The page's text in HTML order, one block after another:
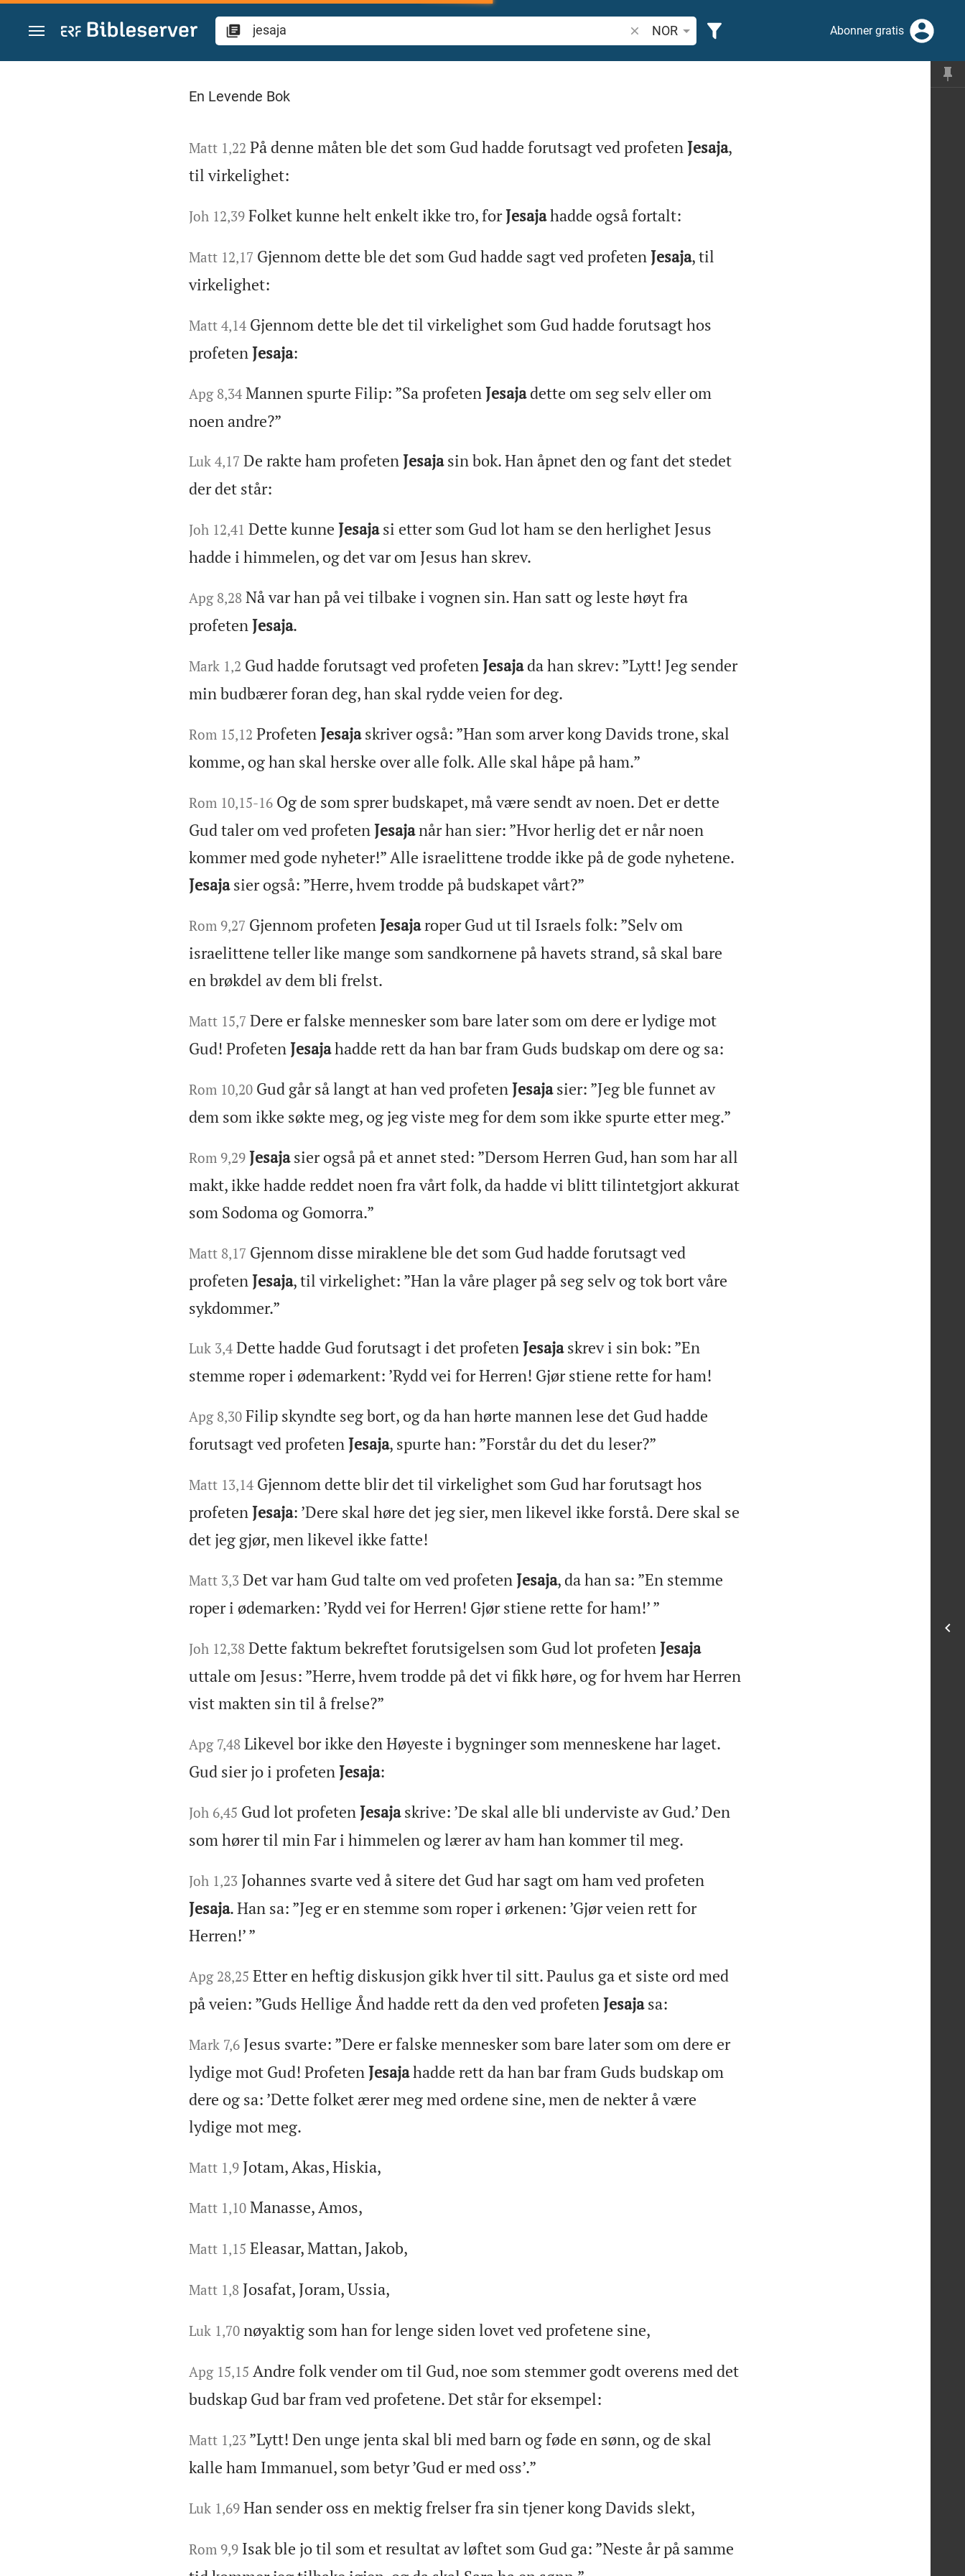
Skift til innhold
Søk bibelvers eller ord
NOR Abonner gratis
Søk i Bibelen
En Levende Bok
Matt 1,22 På denne måten ble det som Gud hadde forutsagt ved profetenJesaja,
til virkelighet:
Joh 12,39 Folket kunne helt enkelt ikke tro, forJesajahadde også fortalt:
Matt 12,17 Gjennom dette ble det som Gud hadde sagt ved profeten Jesaja, til
virkelighet:
Matt 4,14 Gjennom dette ble det til virkelighet som Gud hadde forutsagt hos
profeten Jesaja:
Apg 8,34 Mannen spurte Filip: ”Sa profeten Jesajadette om seg selv eller om
noen andre?”
Luk 4,17 De rakte ham profetenJesajasin bok. Han åpnet den og fant det stedet
der det står:
Joh 12,41 Dette kunne Jesajasi etter som Gud lot ham se den herlighet Jesus
hadde i himmelen, og det var om Jesus han skrev.
Apg 8,28 Nå var han på vei tilbake i vognen sin. Han satt og leste høyt fra
profetenJesaja.
Mark 1,2 Gud hadde forutsagt ved profetenJesajada han skrev: ”Lytt! Jeg sender
min budbærer foran deg, han skal rydde veien for deg.
Rom 15,12 ProfetenJesajaskriver også: ”Han som arver kong Davids trone, skal
komme, og han skal herske over alle folk. Alle skal håpe på ham.”
Rom 10,15-16 Og de som sprer budskapet, må være sendt av noen. Det er dette
Gud taler om ved profetenJesajanår han sier: ”Hvor herlig det er når noen
kommer med gode nyheter!” Alle israelittene trodde ikke på de gode nyhetene.
Jesajasier også: ”Herre, hvem trodde på budskapet vårt?”
Rom 9,27 Gjennom profetenJesajaroper Gud ut til Israels folk: ”Selv om
israelittene teller like mange som sandkornene på havets strand, så skal bare
en brøkdel av dem bli frelst.
Matt 15,7 Dere er falske mennesker som bare later som om dere er lydige mot
Gud! ProfetenJesajahadde rett da han bar fram Guds budskap om dere og sa:
Rom 10,20 Gud går så langt at han ved profeten Jesajasier: ”Jeg ble funnet av
dem som ikke søkte meg, og jeg viste meg for dem som ikke spurte etter meg.”
Rom 9,29 Jesajasier også på et annet sted: ”Dersom Herren Gud, han som har all
makt, ikke hadde reddet noen fra vårt folk, da hadde vi blitt tilintetgjort akkurat
som Sodoma og Gomorra.”
Matt 8,17 Gjennom disse miraklene ble det som Gud hadde forutsagt ved
profeten Jesaja, til virkelighet: ”Han la våre plager på seg selv og tok bort våre
sykdommer.”
Luk 3,4 Dette hadde Gud forutsagt i det profetenJesajaskrev i sin bok: ”En
stemme roper i ødemarkent: ’Rydd vei for Herren! Gjør stiene rette for ham!
Apg 8,30 Filip skyndte seg bort, og da han hørte mannen lese det Gud hadde
forutsagt ved profetenJesaja, spurte han: ”Forstår du det du leser?”
Matt 13,14 Gjennom dette blir det til virkelighet som Gud har forutsagt hos
profetenJesaja: ’Dere skal høre det jeg sier, men likevel ikke forstå. Dere skal se
det jeg gjør, men likevel ikke fatte!
Matt 3,3 Det var ham Gud talte om ved profetenJesaja, da han sa: ”En stemme
roper i ødemarken: ’Rydd vei for Herren! Gjør stiene rette for ham!’ ”
Joh 12,38 Dette faktum bekreftet forutsigelsen som Gud lot profetenJesaja
uttale om Jesus: ”Herre, hvem trodde på det vi fikk høre, og for hvem har Herren
vist makten sin til å frelse?”
Apg 7,48 Likevel bor ikke den Høyeste i bygninger som menneskene har laget.
Gud sier jo i profetenJesaja:
Joh 6,45 Gud lot profetenJesajaskrive: ’De skal alle bli underviste av Gud.’ Den
som hører til min Far i himmelen og lærer av ham han kommer til meg.
Joh 1,23 Johannes svarte ved å sitere det Gud har sagt om ham ved profeten
Jesaja. Han sa: ”Jeg er en stemme som roper i ørkenen: ’Gjør veien rett for
Herren!’ ”
Apg 28,25 Etter en heftig diskusjon gikk hver til sitt. Paulus ga et siste ord med
på veien: ”Guds Hellige Ånd hadde rett da den ved profeten Jesajasa:
Mark 7,6 Jesus svarte: ”Dere er falske mennesker som bare later som om dere er
lydige mot Gud! Profeten Jesajahadde rett da han bar fram Guds budskap om
dere og sa: ’Dette folket ærer meg med ordene sine, men de nekter å være
lydige mot meg.
Matt 1,9 Jotam, Akas, Hiskia,
Matt 1,10 Manasse, Amos,
Matt 1,15 Eleasar, Mattan, Jakob,
Matt 1,8 Josafat, Joram, Ussia,
Luk 1,70 nøyaktig som han for lenge siden lovet ved profetene sine,
Apg 15,15 Andre folk vender om til Gud, noe som stemmer godt overens med det
budskap Gud bar fram ved profetene. Det står for eksempel:
Matt 1,23 ”Lytt! Den unge jenta skal bli med barn og føde en sønn, og de skal
kalle ham Immanuel, som betyr ’Gud er med oss’.”
Luk 1,69 Han sender oss en mektig frelser fra sin tjener kong Davids slekt,
Rom 9,9 Isak ble jo til som et resultat av løftet som Gud ga: ”Neste år på samme